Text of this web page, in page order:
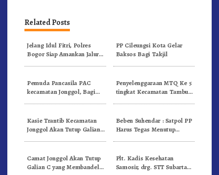
Related Posts
Jelang Idul Fitri, Polres
Bogor Siap Amankan Jalur
PP Cileungsi Kota Gelar
Baksos Bagi Takjil
Pemuda Pancasila PAC
kecamatan Jonggol, Bagi
Penyelenggaraan MTQ Ke 5
tingkat Kecamatan Tambun
Kasie Trantib Kecamatan
Jonggol Akan Tutup Galian
Beben Suhendar : Satpol PP
Harus Tegas Menutup
Camat Jonggol Akan Tutup
Galian C yang Membandel
Plt. Kadis Kesehatan
Samosir, drg. STT Subarta